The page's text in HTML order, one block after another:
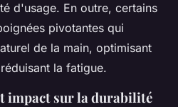
d'usage. En outre, certains
pivotantes qui
de la main, optimisant
la fatigue.
impact sur la durabilité